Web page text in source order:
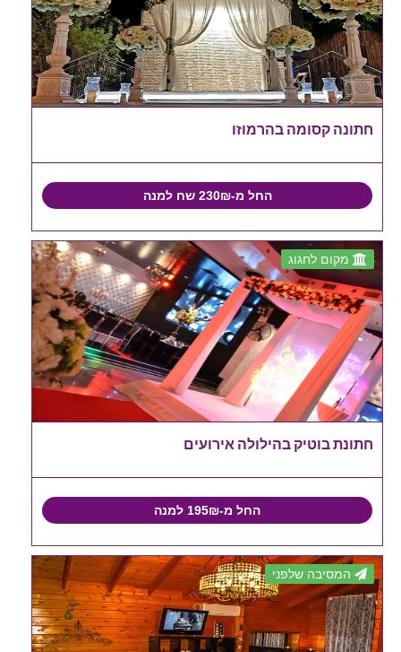
חתונה קסומה בהרמוזו
החל מ-230₪ שח למנה
מקום לחגוג
חתונת בוטיק בהילולה אירועים
החל מ-195₪ למנה
המסיבה שלפני